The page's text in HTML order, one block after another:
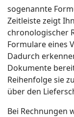
sogenannte
Zeitleiste zeigt
chronologischer
Formulare eines
Dadurch
Dokumente
Reihenfolge sie
über den
Bei Rechnungen